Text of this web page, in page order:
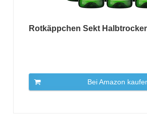
Rotkäppchen Sekt
Bei Amazon